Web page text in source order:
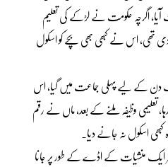
اگرچہ حکومت نے لڑکے کی تعلیم
کی امداد دی تھی، اس نے کبھی بھی بچے کو اسکول
دن کے لیے پہلی جماعت میں گیا، اس
تعلیمی وظیفہ ملنے کے بعد، ماں نے رقم
کبھی اسکول نہ جانے دیا۔
گھر ایک منشیات کے اڈے کے طور پر جانا